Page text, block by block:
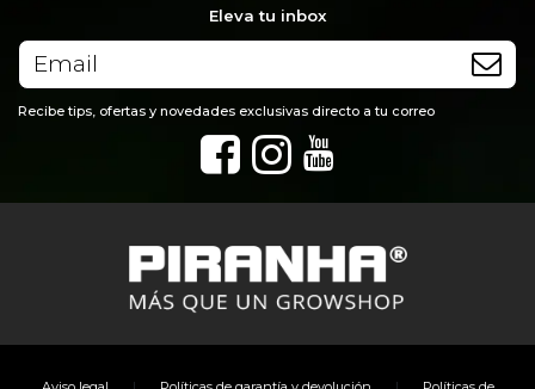
Eleva tu inbox
Recibe tips, ofertas y novedades exclusivas directo a tu correo